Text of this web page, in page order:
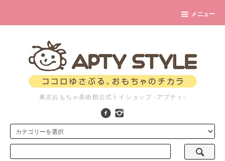
メニュー
東京おもちゃ美術館公式トイショップ -アプティ-